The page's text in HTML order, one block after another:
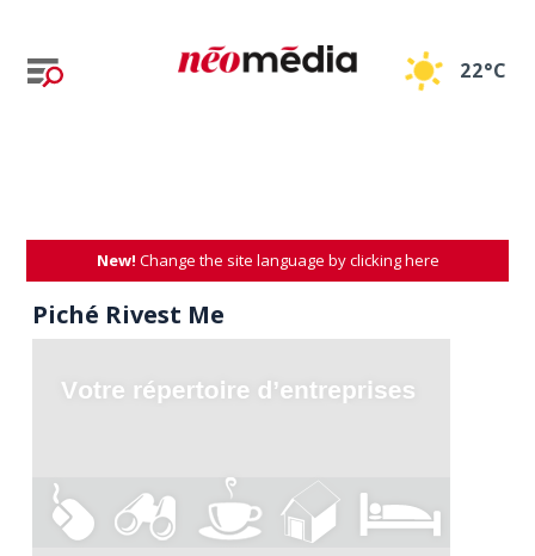
22°C
New! Change the site language by clicking here
Piché Rivest Me